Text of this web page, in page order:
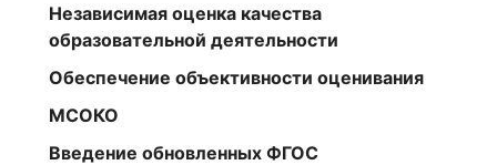
Независимая оценка качества
образовательной деятельности
Обеспечение объективности оценивания
МСОКО
Введение обновленных ФГОС